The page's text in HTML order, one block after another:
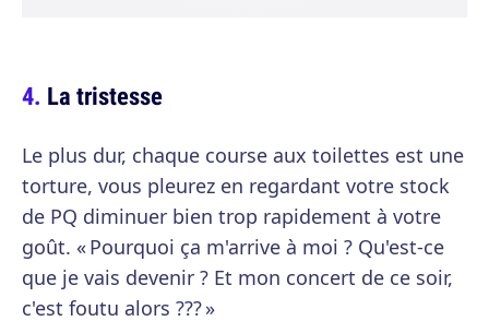
La tristesse
Le plus dur, chaque course aux toilettes est une
torture, vous pleurez en regardant votre stock
de PQ diminuer bien trop rapidement à votre
goût. « Pourquoi ça m'arrive à moi ? Qu'est-ce
que je vais devenir ? Et mon concert de ce soir,
c'est foutu alors ??? »